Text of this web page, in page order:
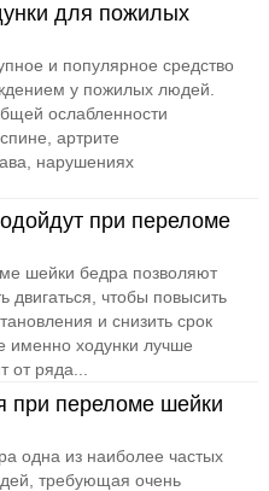
для пожилых
и популярное средство
у пожилых людей.
ослабленности
артрите
нарушениях
при переломе
шейки бедра позволяют
двигаться, чтобы повысить
и снизить срок
именно ходунки лучше
от ряда...
при переломе шейки
одна из наиболее частых
требующая очень